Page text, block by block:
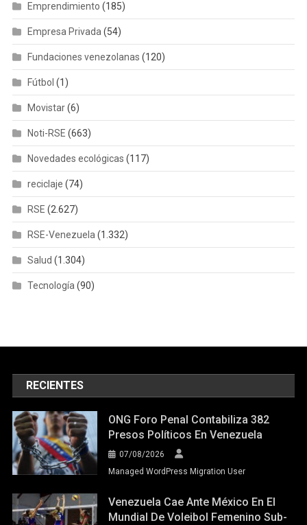
Emprendimiento (185)
Empresa Privada(54)
Fundaciones venezolanas (120)
Fútbol (1)
Movistar(6)
Noti-RSE (663)
Novedades ecológicas (117)
reciclaje (74)
RSE (2.627)
RSE-Venezuela(1.332)
Salud (1.304)
Tecnología(90)
RECIENTES
ONG Foro Penal Contabiliza 382
Presos Políticos En Venezuela
07/08/2026
Managed WordPress Migration User
Venezuela Cae Ante México En El
Mundial De Voleibol Femenino Sub-